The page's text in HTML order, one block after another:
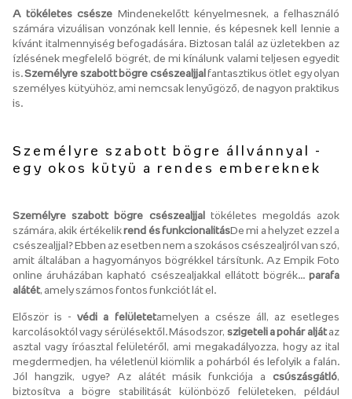
A tökéletes csésze Mindenekelőtt kényelmesnek, a felhasználó
számára vizuálisan vonzónak kell lennie, és képesnek kell lennie a
kívánt italmennyiség befogadására. Biztosan talál az üzletekben az
ízlésének megfelelő bögrét, de mi kínálunk valami teljesen egyedit
is.Személyre szabott bögre csészealjjal fantasztikus ötlet egy olyan
személyes kütyühöz, ami nemcsak lenyűgöző, de nagyon praktikus
is.
Személyre szabott bögre állvánnyal -
egy okos kütyü a rendes embereknek
Személyre szabott bögre csészealjjal
tökéletes megoldás azok
számára, akik értékelikrend és funkcionalitásDe mi a helyzet ezzel a
csészealjjal? Ebben az esetben nem a szokásos csészealjról van szó,
amit általában a hagyományos bögrékkel társítunk. Az Empik Foto
online áruházában kapható csészealjakkal ellátott bögrék... parafa
alátét, amely számos fontos funkciót lát el.
Először is -védi a felületetamelyen a csésze áll, az esetleges
karcolásoktól vagy sérülésektől. Másodszor, szigeteli a pohár aljátaz
asztal vagy íróasztal felületéről, ami megakadályozza, hogy az ital
megdermedjen, ha véletlenül kiömlik a pohárból és lefolyik a falán.
Jól hangzik, ugye? Az alátét másik funkciója a csúszásgátló
biztosítva a bögre stabilitását különböző felületeken, például